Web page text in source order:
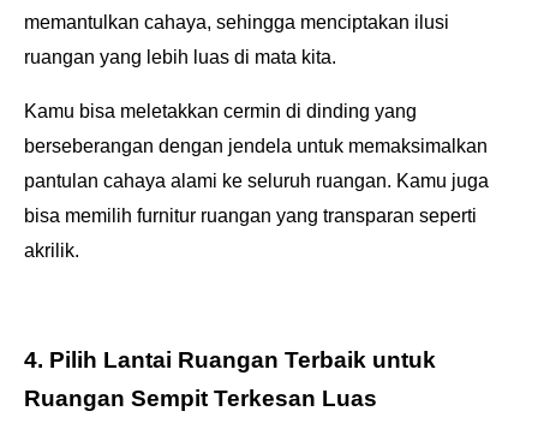
memantulkan cahaya, sehingga menciptakan ilusi
ruangan yang lebih luas di mata kita.
Kamu bisa meletakkan cermin di dinding yang
berseberangan dengan jendela untuk memaksimalkan
pantulan cahaya alami ke seluruh ruangan. Kamu juga
bisa memilih furnitur ruangan yang transparan seperti
akrilik.
4. Pilih Lantai Ruangan Terbaik untuk
Ruangan Sempit Terkesan Luas